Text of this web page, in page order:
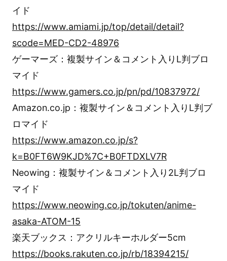
イド
https://www.amiami.jp/top/detail/detail?
scode=MED-CD2-48976
ゲーマーズ：複製サイン＆コメント入りL判ブロ
マイド
https://www.gamers.co.jp/pn/pd/10837972/
Amazon.co.jp：複製サイン＆コメント入りL判ブ
ロマイド
https://www.amazon.co.jp/s?
k=B0FT6W9KJD%7C+B0FTDXLV7R
Neowing：複製サイン＆コメント入り2L判ブロ
マイド
https://www.neowing.co.jp/tokuten/anime-
asaka-ATOM-15
楽天ブックス：アクリルキーホルダー5cm
https://books.rakuten.co.jp/rb/18394215/